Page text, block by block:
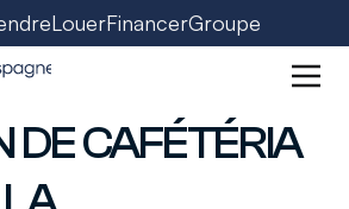
LouerFinancerGroupe
DE CAFÉTÉRIA